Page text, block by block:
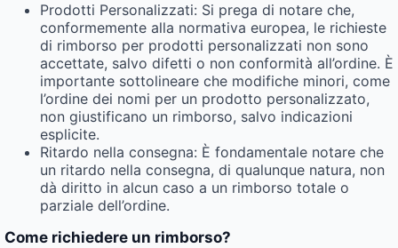
Prodotti Personalizzati: Si prega di notare che,
conformemente alla normativa europea, le richieste
di rimborso per prodotti personalizzati non sono
accettate, salvo difetti o non conformità all’ordine. È
importante sottolineare che modifiche minori, come
l’ordine dei nomi per un prodotto personalizzato,
non giustificano un rimborso, salvo indicazioni
esplicite.
Ritardo nella consegna: È fondamentale notare che
un ritardo nella consegna, di qualunque natura, non
dà diritto in alcun caso a un rimborso totale o
parziale dell’ordine.
Come richiedere un rimborso?